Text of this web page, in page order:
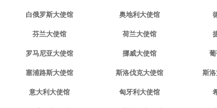
白俄罗斯大使馆 奥地利大使馆
芬兰大使馆 荷兰大使馆
罗马尼亚大使馆 挪威大使馆
塞浦路斯大使馆 斯洛伐克大使馆 斯
意大利大使馆 匈牙利大使馆